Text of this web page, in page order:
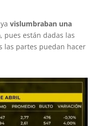
vislumbraban una
, pues están dadas las
las partes puedan hacer